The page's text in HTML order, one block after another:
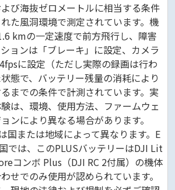
び海抜ゼロメートルに相当する条件
た風洞環境で測定されています。機
kmの一定速度で前方飛行し、障害
ョンは「ブレーキ」に設定、カメラ
に設定（ただし実際の録画は行わ
態で、バッテリー残量の消耗により
までの条件で計測されています。実
は、環境、使用方法、ファームウェ
ンにより異なる場合があります。
国または地域によって異なります。E
では、このPLUSバッテリーはDJI Lit
コンボ Plus（DJI RC 2付属）の機体
せでのみ使用が認められています。